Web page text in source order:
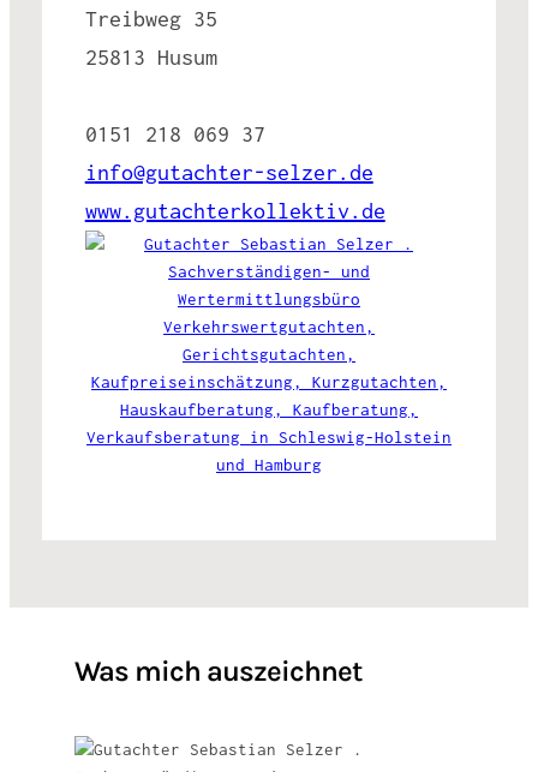
Treibweg 35
25813 Husum
0151 218 069 37
info@gutachter-selzer.de
www.gutachterkollektiv.de
Was mich auszeichnet